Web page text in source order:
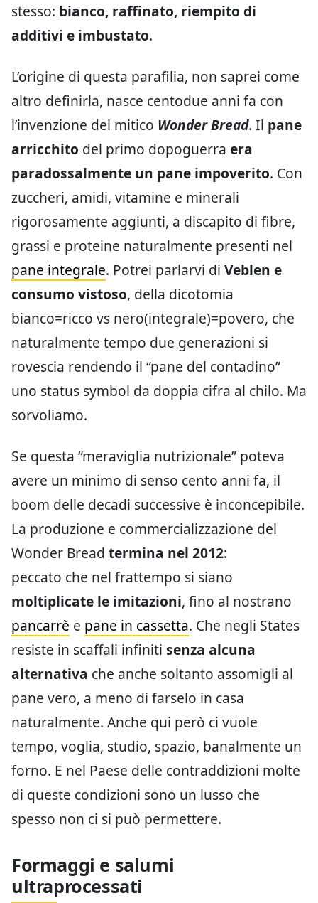
stesso: bianco, raffinato, riempito di
additivi e imbustato.
L’origine di questa parafilia, non saprei come
altro definirla, nasce centodue anni fa con
l’invenzione del mitico Wonder Bread. Il pane
arricchito del primo dopoguerra era
paradossalmente un pane impoverito. Con
zuccheri, amidi, vitamine e minerali
rigorosamente aggiunti, a discapito di fibre,
grassi e proteine naturalmente presenti nel
pane integrale. Potrei parlarvi di Veblen e
consumo vistoso, della dicotomia
bianco=ricco vs nero(integrale)=povero, che
naturalmente tempo due generazioni si
rovescia rendendo il “pane del contadino”
uno status symbol da doppia cifra al chilo. Ma
sorvoliamo.
Se questa “meraviglia nutrizionale” poteva
avere un minimo di senso cento anni fa, il
boom delle decadi successive è inconcepibile.
La produzione e commercializzazione del
Wonder Bread termina nel 2012:
peccato che nel frattempo si siano
moltiplicate le imitazioni, fino al nostrano
pancarrè e pane in cassetta. Che negli States
resiste in scaffali infiniti senza alcuna
alternativa che anche soltanto assomigli al
pane vero, a meno di farselo in casa
naturalmente. Anche qui però ci vuole
tempo, voglia, studio, spazio, banalmente un
forno. E nel Paese delle contraddizioni molte
di queste condizioni sono un lusso che
spesso non ci si può permettere.
Formaggi e salumi
ultraprocessati